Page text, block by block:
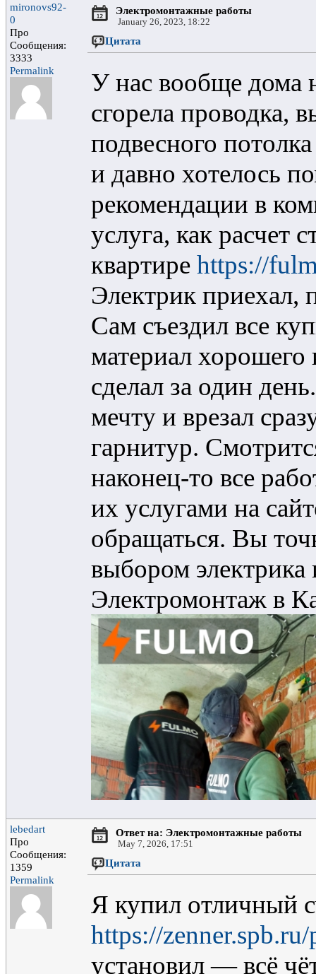
mironovs92-
0
Про
Сообщения:
3333
Permalink
Электромонтажные работы
January 26, 2023, 18:22
Цитата
У нас вообще дома
сгорела проводка,
подвесного
и давно хотелось
рекомендации в
услуга, как расчет
квартире https://
Электрик приехал,
Сам съездил все
материал хорошего
сделал за один
мечту и врезал
гарнитур.
наконец-то все
их услугами на
обращаться. Вы
выбором
Электромонтаж в
lebedart
Про
Сообщения:
1359
Permalink
Ответ на: Электромонтажные работы
May 7, 2026, 17:51
Цитата
Я купил отличный
https://
установил — всё